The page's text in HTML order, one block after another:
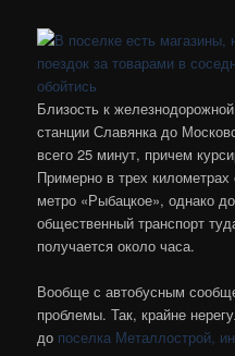
Близость к
станции Славянка до
всего 25 минут, причем
Примерно в трех
метро «Рыбацкое», однако
общественный транспорт
получается около часа.
Вообще с автобусным
проблемы. Так, крайне
до поселка Металлострой,